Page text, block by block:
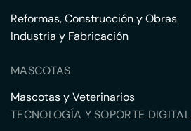
Reformas, Construcción y Obras
Industria y Fabricación
MASCOTAS
Mascotas y Veterinarios
TECNOLOGÍA Y SOPORTE DIGITAL